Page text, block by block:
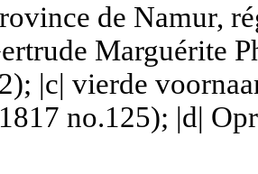
de Namur,
Marguérite
|c| vierde
no.125); |d|